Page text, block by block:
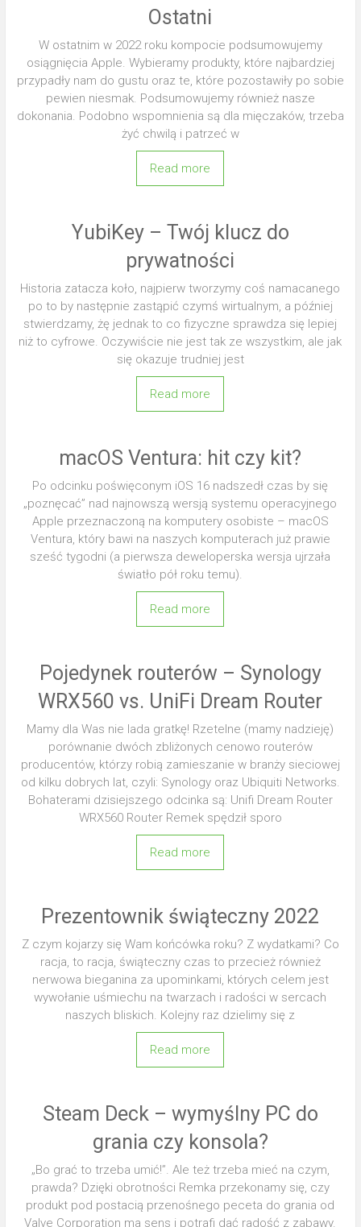
Ostatni
W ostatnim w 2022 roku kompocie podsumowujemy
osiągnięcia Apple. Wybieramy produkty, które najbardziej
przypadły nam do gustu oraz te, które pozostawiły po sobie
pewien niesmak. Podsumowujemy również nasze
dokonania. Podobno wspomnienia są dla mięczaków, trzeba
żyć chwilą i patrzeć w
Read more
YubiKey – Twój klucz do
prywatności
Historia zatacza koło, najpierw tworzymy coś namacanego
po to by następnie zastąpić czymś wirtualnym, a później
stwierdzamy, żę jednak to co fizyczne sprawdza się lepiej
niż to cyfrowe. Oczywiście nie jest tak ze wszystkim, ale jak
się okazuje trudniej jest
Read more
macOS Ventura: hit czy kit?
Po odcinku poświęconym iOS 16 nadszedł czas by się
„poznęcać” nad najnowszą wersją systemu operacyjnego
Apple przeznaczoną na komputery osobiste – macOS
Ventura, który bawi na naszych komputerach już prawie
sześć tygodni (a pierwsza deweloperska wersja ujrzała
światło pół roku temu).
Read more
Pojedynek routerów – Synology
WRX560 vs. UniFi Dream Router
Mamy dla Was nie lada gratkę! Rzetelne (mamy nadzieję)
porównanie dwóch zbliżonych cenowo routerów
producentów, którzy robią zamieszanie w branży sieciowej
od kilku dobrych lat, czyli: Synology oraz Ubiquiti Networks.
Bohaterami dzisiejszego odcinka są: Unifi Dream Router
WRX560 Router Remek spędził sporo
Read more
Prezentownik świąteczny 2022
Z czym kojarzy się Wam końcówka roku? Z wydatkami? Co
racja, to racja, świąteczny czas to przecież również
nerwowa bieganina za upominkami, których celem jest
wywołanie uśmiechu na twarzach i radości w sercach
naszych bliskich. Kolejny raz dzielimy się z
Read more
Steam Deck – wymyślny PC do
grania czy konsola?
„Bo grać to trzeba umić!”. Ale też trzeba mieć na czym,
prawda? Dzięki obrotności Remka przekonamy się, czy
produkt pod postacią przenośnego peceta do grania od
Valve Corporation ma sens i potrafi dać radość z zabawy.